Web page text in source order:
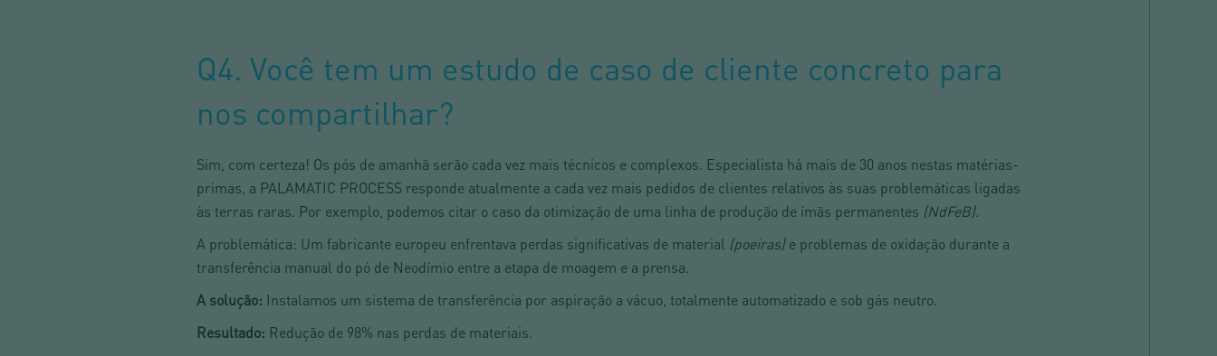
Q4. Você tem um estudo de caso de cliente concreto para
nos compartilhar?
Sim, com certeza! Os pós de amanhã serão cada vez mais técnicos e complexos. Especialista há mais de 30 anos nestas matérias-
primas, a PALAMATIC PROCESS responde atualmente a cada vez mais pedidos de clientes relativos às suas problemáticas ligadas
às terras raras. Por exemplo, podemos citar o caso da otimização de uma linha de produção de ímãs permanentes (NdFeB).
A problemática: Um fabricante europeu enfrentava perdas significativas de material (poeiras)e problemas de oxidação durante a
transferência manual do pó de Neodímio entre a etapa de moagem e a prensa.
A solução: Instalamos um sistema de transferência por aspiração a vácuo, totalmente automatizado e sob gás neutro.
Resultado: Redução de 98% nas perdas de materiais.